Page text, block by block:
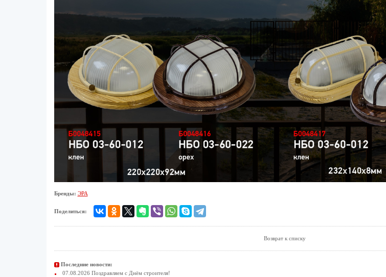
Бренды: ЭРА
Поделиться:
Возврат к списку
Последние новости:
07.08.2026 Поздравляем с Днём строителя!